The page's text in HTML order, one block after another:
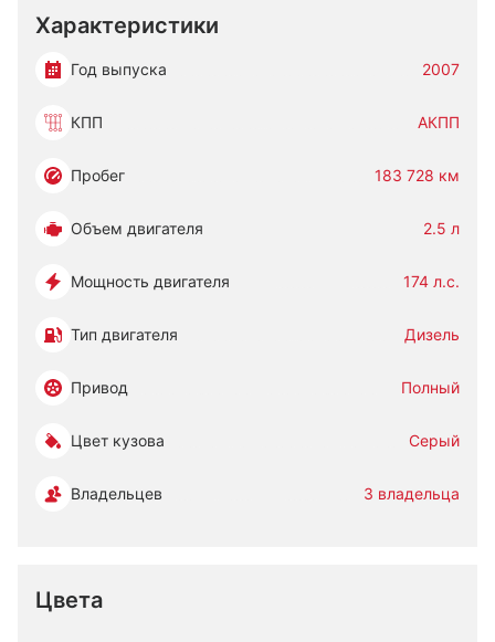
Характеристики
Год выпуска 2007
КПП АКПП
Пробег 183 728 км
Объем двигателя 2.5 л
Мощность двигателя 174 л.с.
Тип двигателя Дизель
Привод Полный
Цвет кузова Серый
Владельцев 3 владельца
Цвета